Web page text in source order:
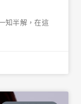
知半解，在這